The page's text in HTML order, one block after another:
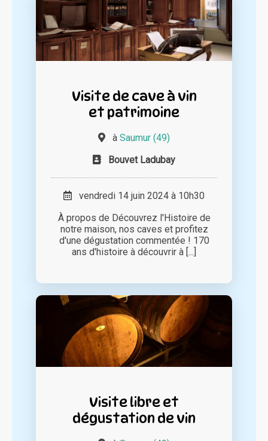
Visite de cave à vin
et patrimoine
à Saumur (49)
Bouvet Ladubay
vendredi 14 juin 2024 à 10h30
À propos de Découvrez l'Histoire de
notre maison, nos caves et profitez
d'une dégustation commentée ! 170
ans d'histoire à découvrir à [...]
Visite libre et
dégustation de vin